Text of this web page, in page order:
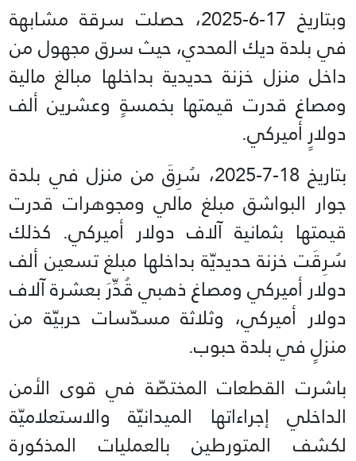
وبتاريخ 17-6-2025، حصلت سرقة مشابهة
في بلدة ديك المحدي، حيث سرق مجهول من
داخل منزل خزنة حديدية بداخلها مبالغ مالية
ومصاغ قدرت قيمتها بخمسةٍ وعشرين ألف
دولارٍ أميركي.
بتاريخ 18-7-2025، سُرِقَ من منزل في بلدة
جوار البواشق مبلغ مالي ومجوهرات قدرت
قيمتها بثمانية آلاف دولار أميركي. كذلك
سُرِقَت خزنة حديديّة بداخلها مبلغ تسعين ألف
دولار أميركي ومصاغ ذهبي قُدِّرَ بعشرة آلاف
دولار أميركي، وثلاثة مسدّسات حربيّة من
منزلٍ في بلدة حبوب.
باشرت القطعات المختصّة في قوى الأمن
الداخلي إجراءاتها الميدانيّة والاستعلاميّة
لكشف المتورطين بالعمليات المذكورة